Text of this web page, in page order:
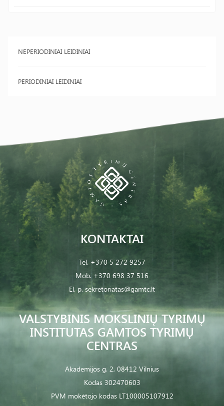
NEPERIODINIAI LEIDINIAI
PERIODINIAI LEIDINIAI
VALSTYBINIS MOKSLINIŲ TYRIMŲ
INSTITUTAS GAMTOS TYRIMŲ
CENTRAS
Akademijos g. 2, 08412 Vilnius
Kodas 302470603
PVM mokėtojo kodas LT100005107912
KONTAKTAI
Tel. +370 5 272 9257
Mob. +370 698 37 516
El. p. sekretoriatas@gamtc.lt